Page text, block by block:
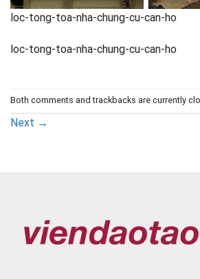
loc-tong-toa-nha-chung-cu-can-ho
loc-tong-toa-nha-chung-cu-can-ho
Both comments and trackbacks are currently
Next →